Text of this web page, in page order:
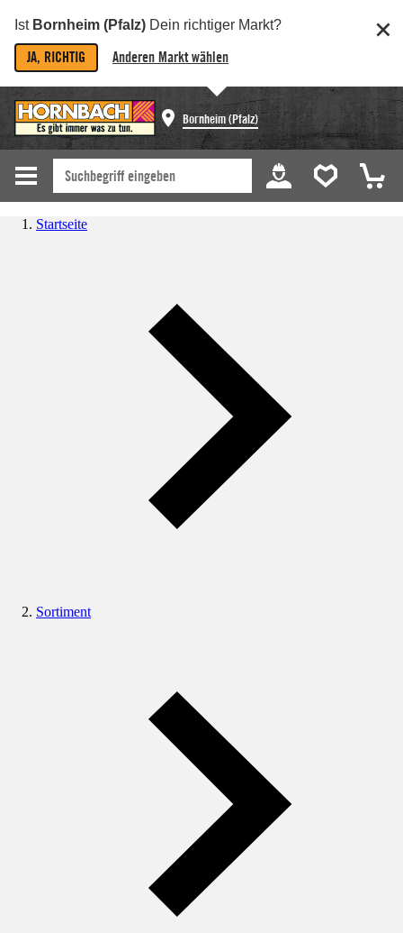
Ist Bornheim (Pfalz) Dein richtiger Markt?
JA, RICHTIG Anderen Markt wählen
Bornheim (Pfalz)
Startseite
Sortiment